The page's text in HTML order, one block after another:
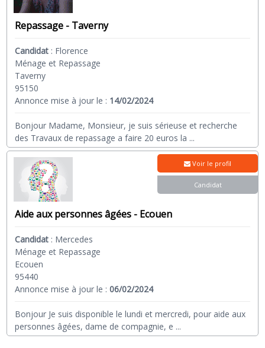
Repassage - Taverny
Candidat : Florence
Ménage et Repassage
Taverny
95150
Annonce mise à jour le : 14/02/2024
Bonjour Madame, Monsieur, je suis sérieuse et recherche
des Travaux de repassage a faire 20 euros la ...
Aide aux personnes âgées - Ecouen
Candidat : Mercedes
Ménage et Repassage
Ecouen
95440
Annonce mise à jour le :06/02/2024
Bonjour Je suis disponible le lundi et mercredi, pour aide aux
personnes âgées, dame de compagnie, e ...
Voir le profil
Candidat